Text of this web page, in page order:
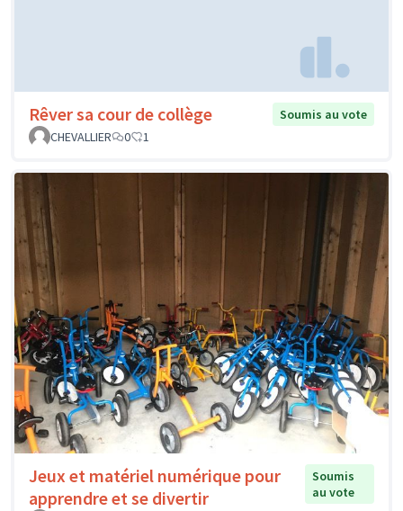
Rêver sa cour de collège
Soumis au vote
CHEVALLIER
0 1
Jeux et matériel numérique pour
apprendre et se divertir
Soumis
au vote